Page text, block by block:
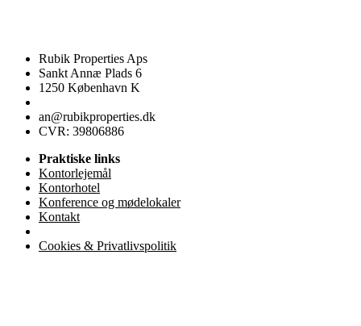
Rubik Properties Aps
Sankt Annæ Plads 6
1250 København K
an@rubikproperties.dk
CVR: 39806886
Praktiske links
Kontorlejemål
Kontorhotel
Konference og mødelokaler
Kontakt
Cookies & Privatlivspolitik